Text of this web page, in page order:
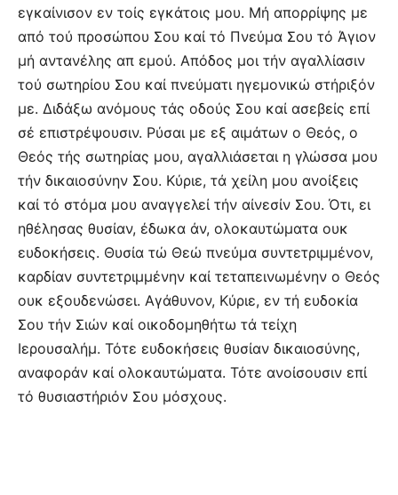
εγκαίνισον εν τοίς εγκάτοις μου. Μή απορρίψης με
από τού προσώπου Σου καί τό Πνεύμα Σου τό Άγιον
μή αντανέλης απ εμού. Απόδος μοι τήν αγαλλίασιν
τού σωτηρίου Σου καί πνεύματι ηγεμονικώ στήριξόν
με. Διδάξω ανόμους τάς οδούς Σου καί ασεβείς επί
σέ επιστρέψουσιν. Ρύσαι με εξ αιμάτων ο Θεός, ο
Θεός τής σωτηρίας μου, αγαλλιάσεται η γλώσσα μου
τήν δικαιοσύνην Σου. Κύριε, τά χείλη μου ανοίξεις
καί τό στόμα μου αναγγελεί τήν αίνεσίν Σου. Ότι, ει
ηθέλησας θυσίαν, έδωκα άν, ολοκαυτώματα ουκ
ευδοκήσεις. Θυσία τώ Θεώ πνεύμα συντετριμμένον,
καρδίαν συντετριμμένην καί τεταπεινωμένην ο Θεός
ουκ εξουδενώσει. Αγάθυνον, Κύριε, εν τή ευδοκία
Σου τήν Σιών καί οικοδομηθήτω τά τείχη
Ιερουσαλήμ. Τότε ευδοκήσεις θυσίαν δικαιοσύνης,
αναφοράν καί ολοκαυτώματα. Τότε ανοίσουσιν επί
τό θυσιαστήριόν Σου μόσχους.